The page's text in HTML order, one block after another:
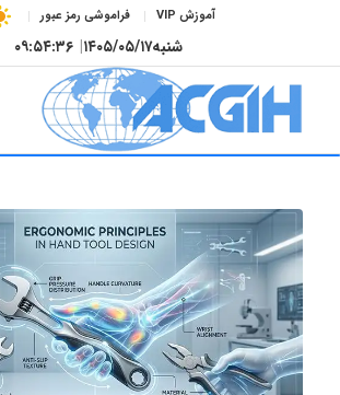
آموزش VIP فراموشی رمز عبور
شنبه۱۴۰۵/۰۵/۱۷| ۰۹:۵۴:۳۷